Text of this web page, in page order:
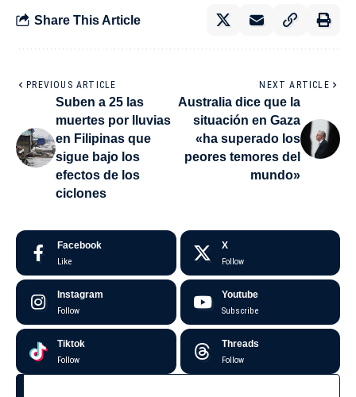
Share This Article
PREVIOUS ARTICLE
Suben a 25 las
muertes por lluvias
en Filipinas que
sigue bajo los
efectos de los
ciclones
NEXT ARTICLE
Australia dice que la
situación en Gaza
«ha superado los
peores temores del
mundo»
Facebook
Like
X
Follow
Instagram
Follow
Youtube
Subscribe
Tiktok
Follow
Threads
Follow